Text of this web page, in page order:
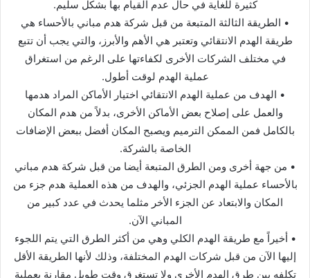
كثيرة للغاية في حال عدم القيام بها بشكل سليم.
• الطريقة الثالثة المتبعة من قبل شركة هدم مباني بالأحساء هي
طريقة الهدم الانتقائي وتعتبر هي الأهم والأبرز، والتي يجب أن تتبع
في مختلف الشركات الأخرى لكفاءتها على الرغم من استغراق
عملية الهدم لوقت أطول.
• الهدف من عملية الهدم الانتقائي اختيار الأماكن المراد هدمها
والعمل على إصلاح بعض الأماكن الأخرى، بدلاً من هدم المكان
بالكامل فمن الممكن الترميم ويصبح المكان أفضل ببعض الإضافات
الخاصة بالشركة.
• من جهة أخرى ومن الطرق المتبعة أيضا من قبل شركة هدم مباني
بالأحساء عملية الهدم الجزئي، والهدف من هذه العملية هدم جزء من
المكان والابتعاد عن الجزء الأخر مثلما يحدث في عدد كبير من
المباني الآن.
• أخيراً مع طريقة الهدم الكلي وهي من أكثر الطرق التي يتم اللجوء
إليها الآن من قبل شركات الهدم المختلفة، وذلك لأنها الطريقة الأقل
تكلفه بين طرق الهدم الأخرى ولا تستغرق وقت طويل مقارنة بعملية